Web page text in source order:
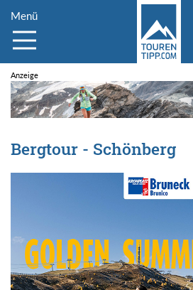
Menü
Bergtour - Schönberg